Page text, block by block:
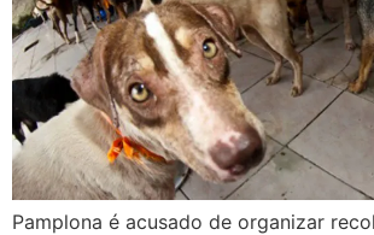
Pamplona é acusado de organizar